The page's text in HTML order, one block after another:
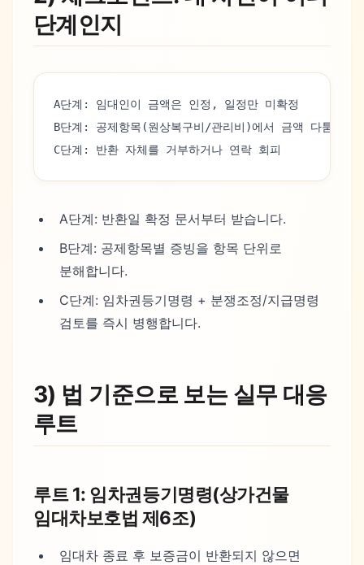
단계인지
A단계: 임대인이 금액은 인정, 일정만 미확정
B단계: 공제항목(원상복구비/관리비)에서 금액 다툼
C단계: 반환 자체를 거부하거나 연락 회피
A단계: 반환일 확정 문서부터 받습니다.
B단계: 공제항목별 증빙을 항목 단위로
분해합니다.
C단계: 임차권등기명령 + 분쟁조정/지급명령
검토를 즉시 병행합니다.
3) 법 기준으로 보는 실무 대응
루트
루트 1: 임차권등기명령(상가건물
임대차보호법 제6조)
임대차 종료 후 보증금이 반환되지 않으면